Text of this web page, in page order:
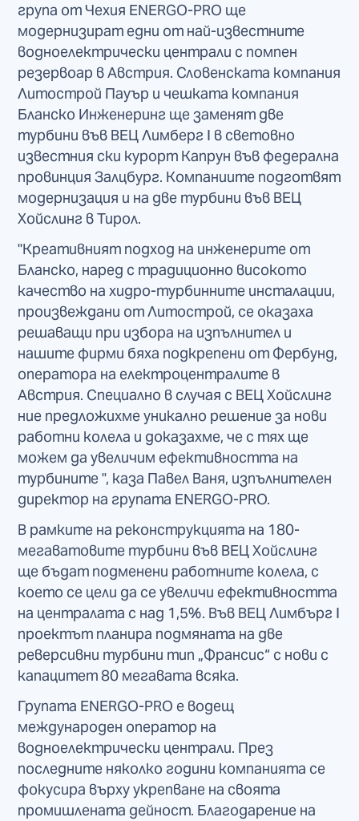
група от Чехия ENERGO-PRO ще
модернизират едни от най-известните
водноелектрически централи с помпен
резервоар в Австрия. Словенската компания
Литострой Пауър и чешката компания
Бланско Инженеринг ще заменят две
турбини във ВЕЦ Лимберг I в световно
известния ски курорт Капрун във федерална
провинция Залцбург. Компаниите подготвят
модернизация и на две турбини във ВЕЦ
Хойслинг в Тирол.
"Креативният подход на инженерите от
Бланско, наред с традиционно високото
качество на хидро-турбинните инсталации,
произвеждани от Литострой, се оказаха
решаващи при избора на изпълнител и
нашите фирми бяха подкрепени от Фербунд,
оператора на електроцентралите в
Австрия. Специално в случая с ВЕЦ Хойслинг
ние предложихме уникално решение за нови
работни колела и доказахме, че с тях ще
можем да увеличим ефективността на
турбините ", каза Павел Ваня, изпълнителен
директор на групата ENERGO-PRO.
В рамките на реконструкцията на 180-
мегаватовите турбини във ВЕЦ Хойслинг
ще бъдат подменени работните колела, с
което се цели да се увеличи ефективността
на централата с над 1,5%. Във ВЕЦ Лимбърг I
проектът планира подмяната на две
реверсивни турбини тип „Франсис“ с нови с
капацитет 80 мегавата всяка.
Групата ENERGO-PRO е водещ
международен оператор на
водноелектрически централи. През
последните няколко години компанията се
фокусира върху укрепване на своята
промишлената дейност. Благодарение на